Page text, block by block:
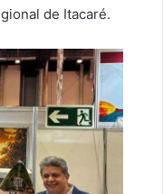
de Itacaré.